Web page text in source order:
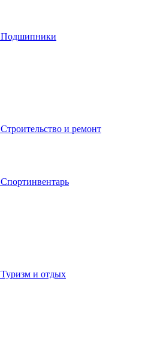
Подшипники
Строительство и ремонт
Спортинвентарь
Туризм и отдых